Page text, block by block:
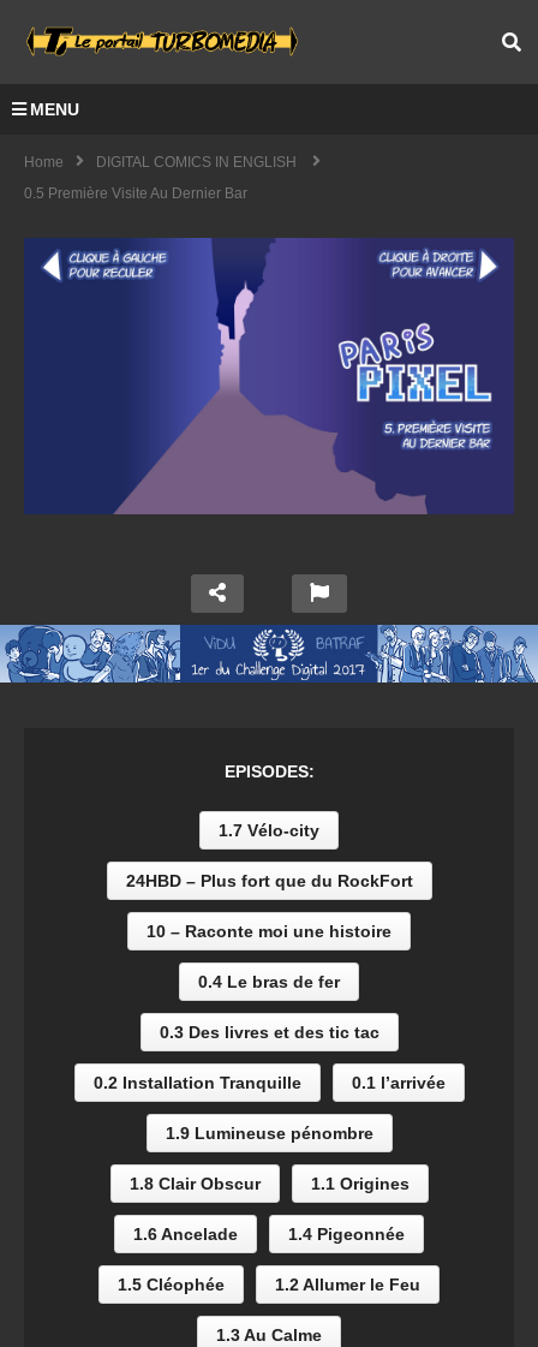
MENU
Home
DIGITAL COMICS IN ENGLISH
0.5 Première Visite Au Dernier Bar
EPISODES:
1.7 Vélo-city
24HBD – Plus fort que du RockFort
10 – Raconte moi une histoire
0.4 Le bras de fer
0.3 Des livres et des tic tac
0.2 Installation Tranquille 0.1 l’arrivée
1.9 Lumineuse pénombre
1.8 Clair Obscur 1.1 Origines
1.6 Ancelade 1.4 Pigeonnée
1.5 Cléophée 1.2 Allumer le Feu
1.3 Au Calme